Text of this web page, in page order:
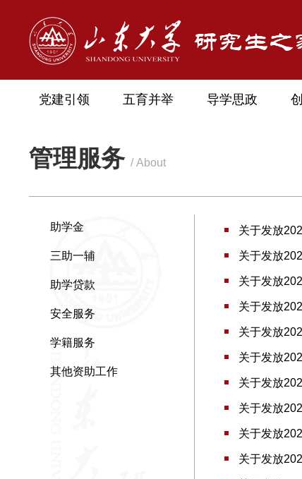
党建引领 五育并举 导学思政
管理服务 / About
助学金
三助一辅
助学贷款
安全服务
学籍服务
其他资助工作
关于发放
关于发放
关于发放
关于发放
关于发放
关于发放
关于发放
关于发放
关于发放
关于发放